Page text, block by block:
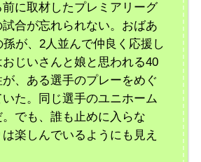
に取材したプレミアリーグ
合が忘れられない。おばあ
孫が、2人並んで仲良く応援し
じいさんと娘と思われる40
、ある選手のプレーをめぐ
た。同じ選手のユニホーム
でも、誰も止めに入らな
楽しんでいるようにも見え